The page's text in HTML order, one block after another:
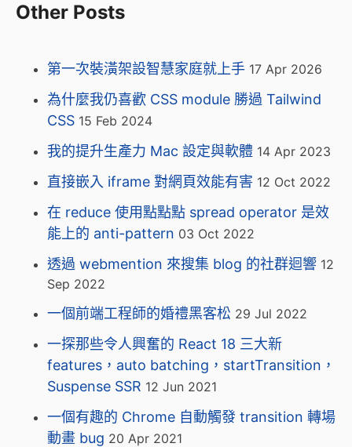
Other Posts
第一次裝潢架設智慧家庭就上手 17 Apr 2026
為什麼我仍喜歡 CSS module 勝過 Tailwind
CSS 15 Feb 2024
我的提升生產力 Mac 設定與軟體 14 Apr 2023
直接嵌入 iframe 對網頁效能有害 12 Oct 2022
在 reduce 使用點點點 spread operator 是效
能上的 anti-pattern 03 Oct 2022
透過 webmention 來搜集 blog 的社群迴響 12
Sep 2022
一個前端工程師的婚禮黑客松 29 Jul 2022
一探那些令人興奮的 React 18 三大新
features，auto batching，startTransition，
Suspense SSR 12 Jun 2021
一個有趣的 Chrome 自動觸發 transition 轉場
動畫 bug 20 Apr 2021